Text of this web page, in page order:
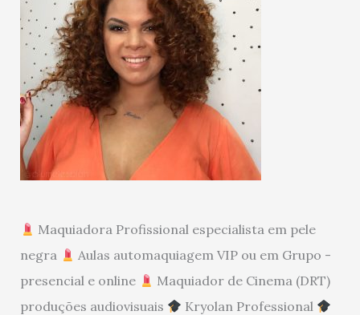
Maquiadora Profissional especialista em pele
negra
Aulas automaquiagem VIP ou em Grupo -
presencial e online
Maquiador de Cinema (DRT)
produções audiovisuais
Kryolan Professional